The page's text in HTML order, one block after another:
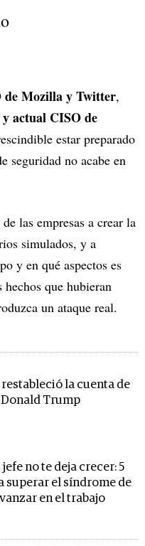
de Mozilla y Twitter,
actual CISO de
estar preparado
seguridad no acabe en
las empresas a crear la
simulados, y a
y en qué aspectos es
que hubieran
un ataque real.
la cuenta de
Trump
no te deja crecer: 5
superar el síndrome de
en el trabajo